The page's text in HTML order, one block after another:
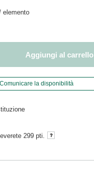
elemento
Aggiungi al carrello
Comunicare la disponibilità
299 pti.